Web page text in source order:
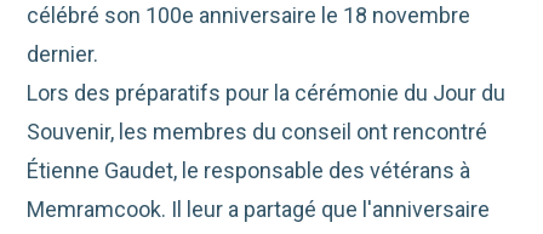
célébré son 100e anniversaire le 18 novembre
dernier.
Lors des préparatifs pour la cérémonie du Jour du
Souvenir, les membres du conseil ont rencontré
Étienne Gaudet, le responsable des vétérans à
Memramcook. Il leur a partagé que l'anniversaire